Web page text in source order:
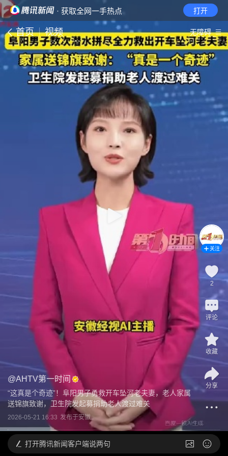
· 获取全网一手热点 打开
首页 视频 无障碍
@AHTV第一时间
“这真是个奇迹”！阜阳男子勇救开车坠河老夫妻，老人家属
送锦旗致谢，卫生院发起募捐助老人渡过难关
2026-05-21 16:33 发布于安徽
关注
2
评论
收藏
分享
打开腾讯新闻客户端说两句